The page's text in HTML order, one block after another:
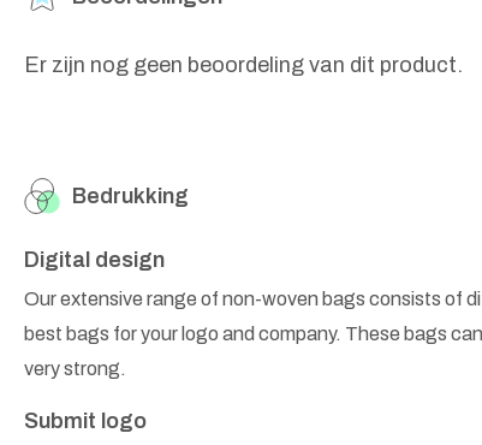
Er zijn nog geen beoordeling van dit product.
Bedrukking
Digital design
Our extensive range of non-woven bags consists of
best bags for your logo and company. These bags
very strong.
Submit logo